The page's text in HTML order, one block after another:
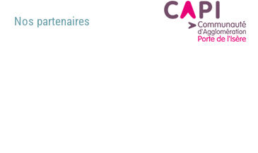
Nos partenaires